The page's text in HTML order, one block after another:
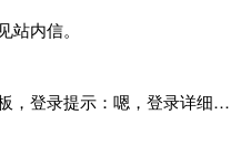
站内信。
站长，许久没有登陆面板，登录提示：嗯，登录详细信息似乎不正确。请重试。 网站还可以正常使用。如果是密码问题请帮忙重置一下密码。谢谢。订单号：97790，账号：aa20210950。 站长，提交了工单，你回复续期成功，不过我的问题是面部登陆信息有问题，一直是初始密码，现在无法登陆，有时间麻烦排查一下。